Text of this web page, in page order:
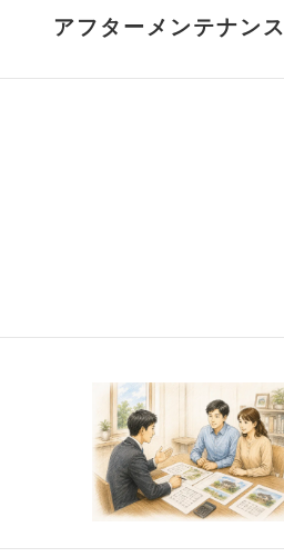
アフターメンテナンス